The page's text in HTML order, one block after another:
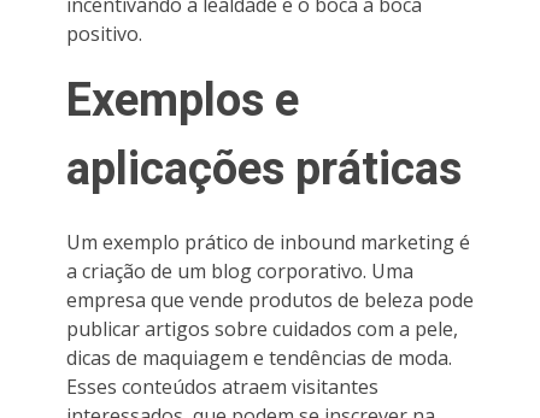
positivo.
Exemplos e
aplicações práticas
Um exemplo prático de inbound marketing é
a criação de um blog corporativo. Uma
empresa que vende produtos de beleza pode
publicar artigos sobre cuidados com a pele,
dicas de maquiagem e tendências de moda.
Esses conteúdos atraem visitantes